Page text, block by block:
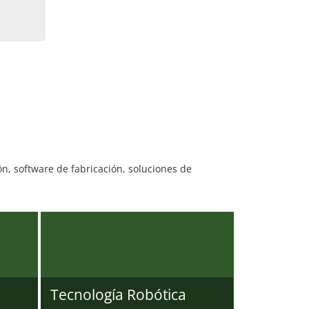
software de fabricación, soluciones de
Tecnología Robótica